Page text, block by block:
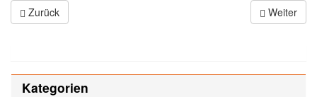
Weiter
Zurück
Kategorien